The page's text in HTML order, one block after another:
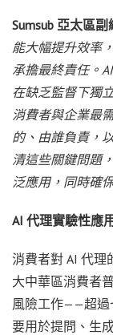
Sumsub 亞太區副
能大幅提升效率
承擔最終責任。
在缺乏監督下獨
消費者與企業最
的、由誰負責，
清這些關鍵問題
泛應用，同時確
AI 代理實驗性應
消費者對 AI 代理
大中華區消費者
風險工作——超過
要用於提問、生